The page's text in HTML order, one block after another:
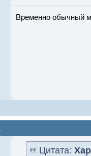
Временно обычный
Цитата: